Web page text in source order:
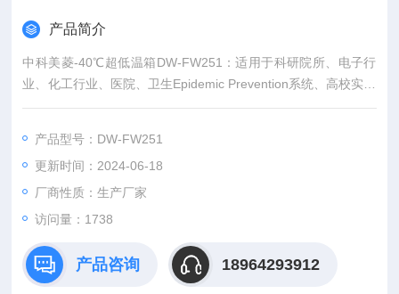
产品简介
中科美菱-40℃超低温箱DW-FW251：适用于科研院所、电子行
业、化工行业、医院、卫生Epidemic Prevention系统、高校实验
室、军工企业等
产品型号：DW-FW251
更新时间：2024-06-18
厂商性质：生产厂家
访问量：1738
产品咨询 18964293912